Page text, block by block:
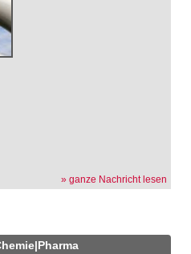
» ganze Nachricht lesen